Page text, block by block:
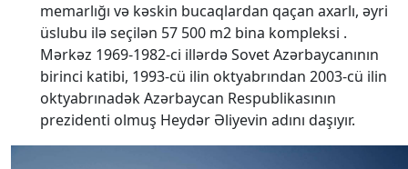
memarlığı və kəskin bucaqlardan qaçan axarlı, əyri
üslubu ilə seçilən 57 500 m2 bina kompleksi .
Mərkəz 1969-1982-ci illərdə Sovet Azərbaycanının
birinci katibi, 1993-cü ilin oktyabrından 2003-cü ilin
oktyabrınadək Azərbaycan Respublikasının
prezidenti olmuş Heydər Əliyevin adını daşıyır.